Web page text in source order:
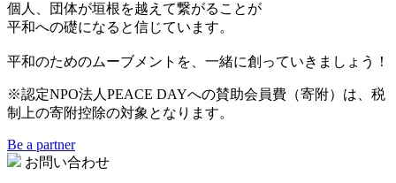
個人、団体が垣根を越えて繋がることが
平和への礎になると信じています。
平和のためのムーブメントを、一緒に創っていきましょう！
※認定NPO法人PEACE DAYへの賛助会員費（寄附）は、税
制上の寄附控除の対象となります。
Be a partner
お問い合わせ